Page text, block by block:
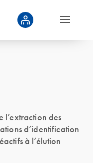
l’extraction des
d’identification
à l’élution